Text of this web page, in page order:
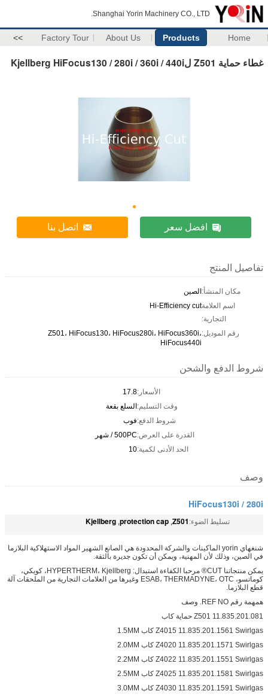
Shanghai Yorin Machinery CO., LTD.
Home
Products
About Us
Factory Tour
>>
غطاء حماية Z501 لKjellberg HiFocus130 / 280i / 360i / 440i
افضل سعر اتصل بنا
تفاصيل المنتج
مكان المنشأ:الصين
اسم العلامة
التجارية:
Hi-Efficiency cut
رقم الموديل:Z501، HiFocus130، HiFocus280i، HiFocus360i،
HiFocus440i
شروط الدفع والشحن
الأسعار:17.8
وقت التسليم:السلع بقعة
شروط الدفع:فوب
القدرة على العرض:500PC / شهر
الحد الأدنى لكمية:10
وصف
HiFocus130i / 280i
تسليط الضوء: Z501
,
protection cap
,
Kjellberg
شنغهاي yorin الماكينات والشركة المحدودة هي الصانع الشهير المواد الاستهلاكية البلازما
في الصين، وذلك لأن المهنية، ويمكن أن تكون جديرة بالثقة.
يمكن منتجاتنا CUT® مرحبا الكفاءة استبدال: HYPERTHERM، Kjellberg، كويكي،
كوماتسو، ESAB، THERMADYNE، OTC وغيرها من العلامات التجارية من الملحقات آلة
قطع البلازما.
همهمة رقم REF NO. وصف
Z501 11.835.201.081 حماية كاب
Z4015 11.835.201.1561 Swirlgas كاب 1.5MM
Z4020 11.835.201.1571 Swirlgas كاب 2.0MM
Z4022 11.835.201.1551 Swirlgas كاب 2.2MM
Z4025 11.835.201.1581 Swirlgas كاب 2.5MM
Z4030 11.835.201.1591 Swirlgas كاب 3.0MM